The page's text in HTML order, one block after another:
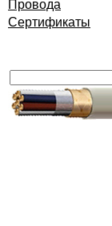
Сертификаты